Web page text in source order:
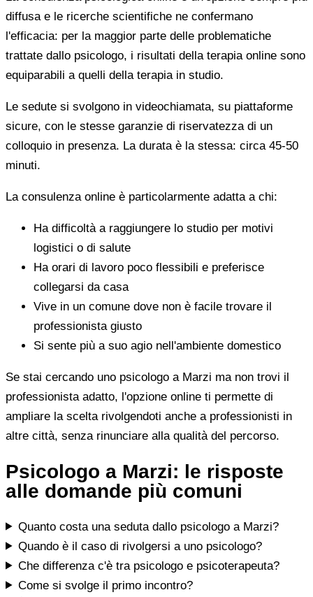
diffusa e le ricerche scientifiche ne confermano
l'efficacia: per la maggior parte delle problematiche
trattate dallo psicologo, i risultati della terapia online sono
equiparabili a quelli della terapia in studio.
Le sedute si svolgono in videochiamata, su piattaforme
sicure, con le stesse garanzie di riservatezza di un
colloquio in presenza. La durata è la stessa: circa 45-50
minuti.
La consulenza online è particolarmente adatta a chi:
Ha difficoltà a raggiungere lo studio per motivi
logistici o di salute
Ha orari di lavoro poco flessibili e preferisce
collegarsi da casa
Vive in un comune dove non è facile trovare il
professionista giusto
Si sente più a suo agio nell'ambiente domestico
Se stai cercando uno psicologo a Marzi ma non trovi il
professionista adatto, l'opzione online ti permette di
ampliare la scelta rivolgendoti anche a professionisti in
altre città, senza rinunciare alla qualità del percorso.
Psicologo a Marzi: le risposte
alle domande più comuni
Quanto costa una seduta dallo psicologo a Marzi?
Quando è il caso di rivolgersi a uno psicologo?
Che differenza c'è tra psicologo e psicoterapeuta?
Come si svolge il primo incontro?